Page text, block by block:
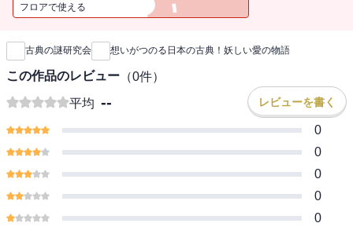
フロアで使える
新刊通知
古典の謎研究会 想いがつのる日本の古典！妖しい愛の物語
この作品のレビュー （0件）
平均 -- レビューを書く
0
0
0
0
0